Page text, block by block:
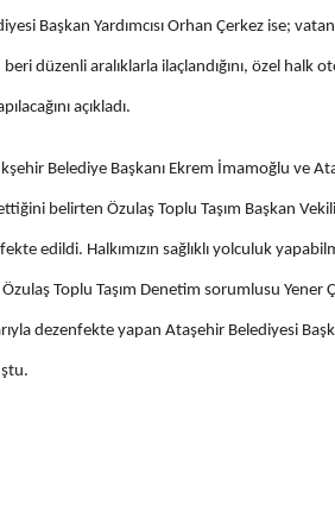
Başkan Yardımcısı Orhan Çerkez ise;
beri düzenli aralıklarla ilaçlandığını, özel halk
açıkladı.
Belediye Başkanı Ekrem İmamoğlu ve
belirten Özulaş Toplu Taşım Başkan
edildi. Halkımızın sağlıklı yolculuk
Toplu Taşım Denetim sorumlusu Yener
dezenfekte yapan Ataşehir Belediyesi